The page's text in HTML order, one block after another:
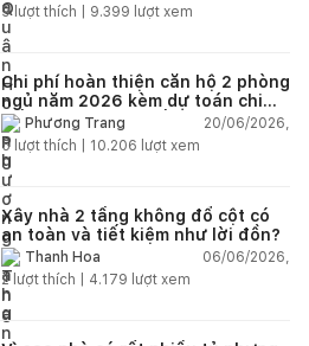
9lượt thích | 9.399 lượt xem
Chi phí hoàn thiện căn hộ 2 phòng
ngủ năm 2026 kèm dự toán chi
tiết và ví dụ thực tế
Phương Trang
20/06/2026,
5 lượt thích | 10.206 lượt xem
Xây nhà 2 tầng không đổ cột có
an toàn và tiết kiệm như lời đồn?
Thanh Hoa
06/06/2026,
2lượt thích | 4.179 lượt xem